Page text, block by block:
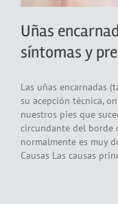
Uñas
síntomas y
Las uñas encarnadas
su acepción técnica,
nuestros pies que
circundante del borde
normalmente es muy
Causas Las causas